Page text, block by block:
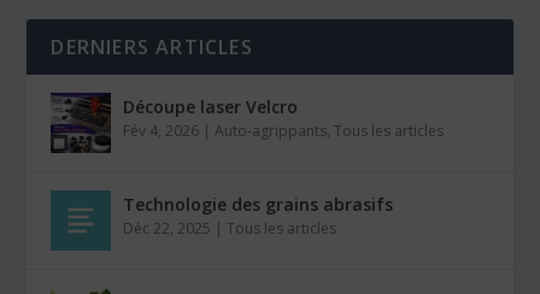
DERNIERS ARTICLES
Découpe laser Velcro
Fév 4, 2026 |Auto-agrippants,Tous les articles
Technologie des grains abrasifs
Déc 22, 2025 |Tous les articles